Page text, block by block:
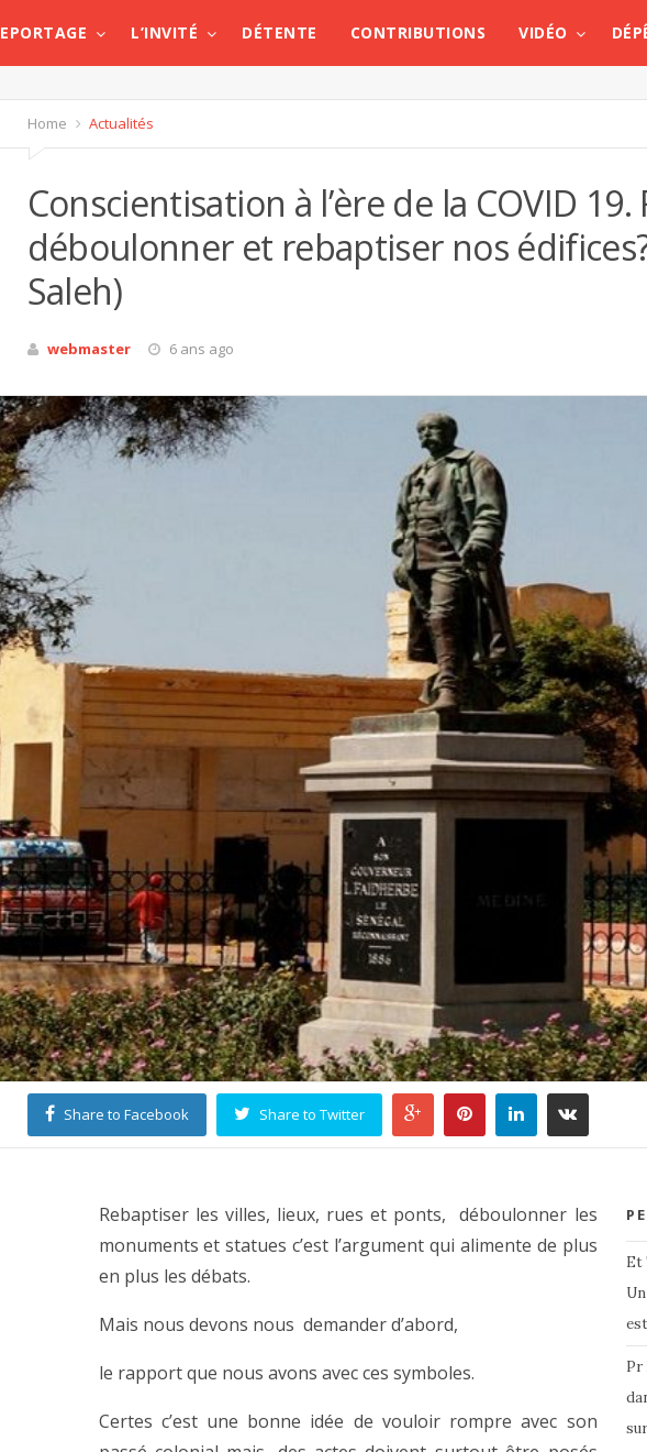
L’INVITÉ DÉTENTE CONTRIBUTIONS VIDÉO
Home Actualités
Conscientisation à l’ère de la COVID 19.
déboulonner et rebaptiser nos
Saleh)
webmaster 6 ans ago
Share to Facebook Share to Twitter
Et
Pr
Rebaptiser les villes, lieux, rues et ponts, déboulonner les
monuments et statues c’est l’argument qui alimente de plus
en plus les débats.
Mais nous devons nous demander d’abord,
le rapport que nous avons avec ces symboles.
Certes c’est une bonne idée de vouloir rompre avec son